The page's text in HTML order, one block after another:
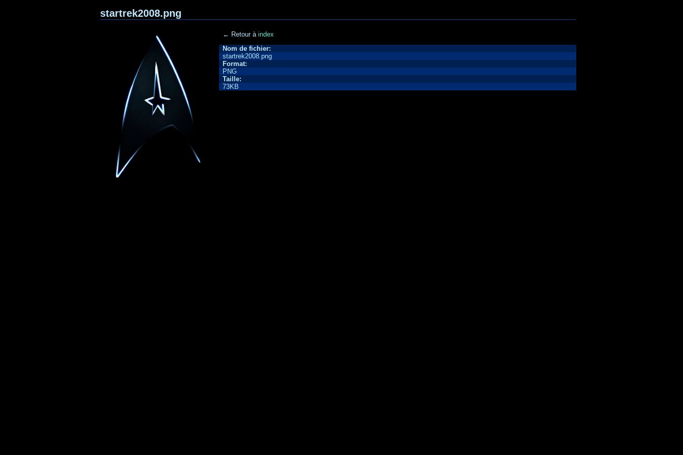
startrek2008.png
← Retour à index
Nom de fichier:
startrek2008.png
Format:
PNG
Taille:
73KB